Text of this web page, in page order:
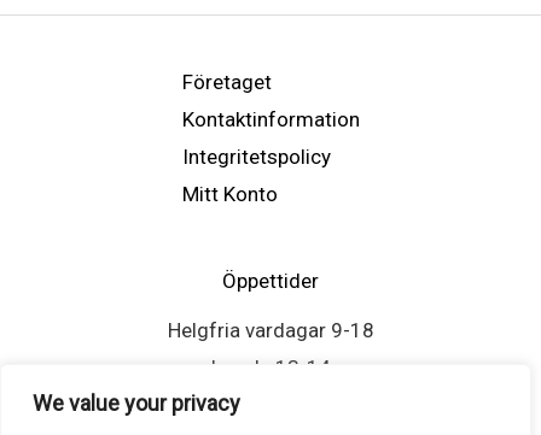
We value your privacy
Företaget
Kontaktinformation
Integritetspolicy
Mitt Konto
Öppettider
Helgfria vardagar 9-18
Lunch: 13-14